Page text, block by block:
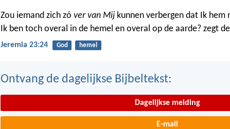
Zou iemand zich zó ver van Mij kunnen verbergen dat Ik hem
Ik ben toch overal in de hemel en overal op de aarde? zegt
Jeremia 23:24 God hemel
Ontvang de dagelijkse Bijbeltekst:
Dagelijkse melding
E-mail